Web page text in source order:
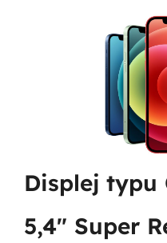
Displej typu
5,4" Super